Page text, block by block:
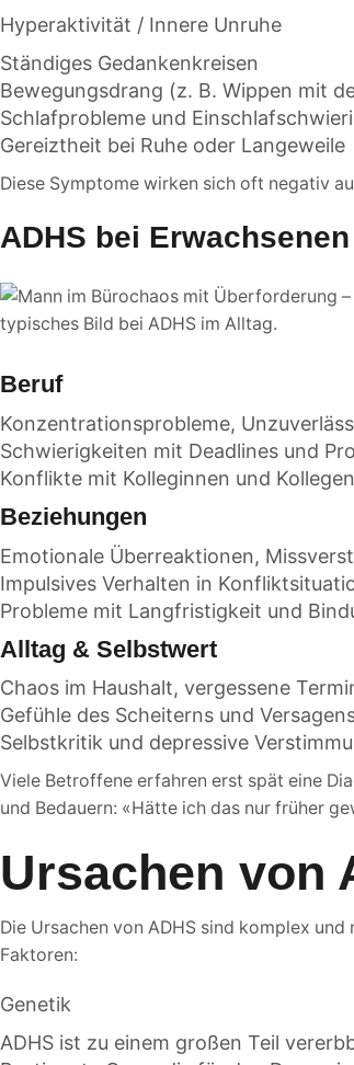
Hyperaktivität / Innere Unruhe
Ständiges Gedankenkreisen
Bewegungsdrang (z. B. Wippen mit
Schlafprobleme und
Gereiztheit bei Ruhe oder Langeweile
Diese Symptome wirken sich oft negativ
ADHS bei Erwachsenen
Beruf
Konzentrationsprobleme,
Schwierigkeiten mit Deadlines und
Konflikte mit Kolleginnen und Kollegen
Beziehungen
Emotionale Überreaktionen,
Impulsives Verhalten in
Probleme mit Langfristigkeit und
Alltag & Selbstwert
Chaos im Haushalt, vergessene
Gefühle des Scheiterns und
Selbstkritik und depressive
Viele Betroffene erfahren erst spät eine
und Bedauern: «Hätte ich das nur früher
Ursachen von
Die Ursachen von ADHS sind komplex
Faktoren:
Genetik
ADHS ist zu einem großen Teil